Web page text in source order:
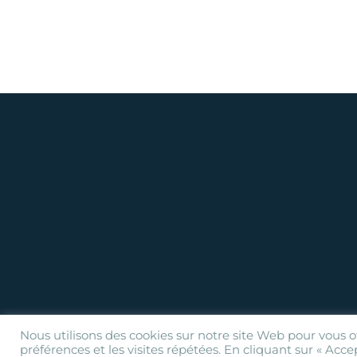
Nous utilisons des cookies sur notre site Web pour
préférences et les visites répétées. En cliquant sur «